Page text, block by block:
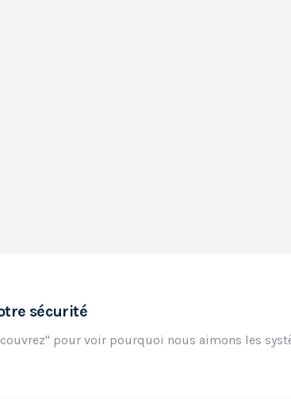
sécurité
pour voir pourquoi nous aimons les